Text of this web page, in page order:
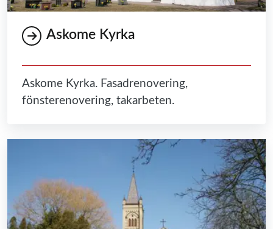
Askome Kyrka
Askome Kyrka. Fasadrenovering,
fönsterenovering, takarbeten.